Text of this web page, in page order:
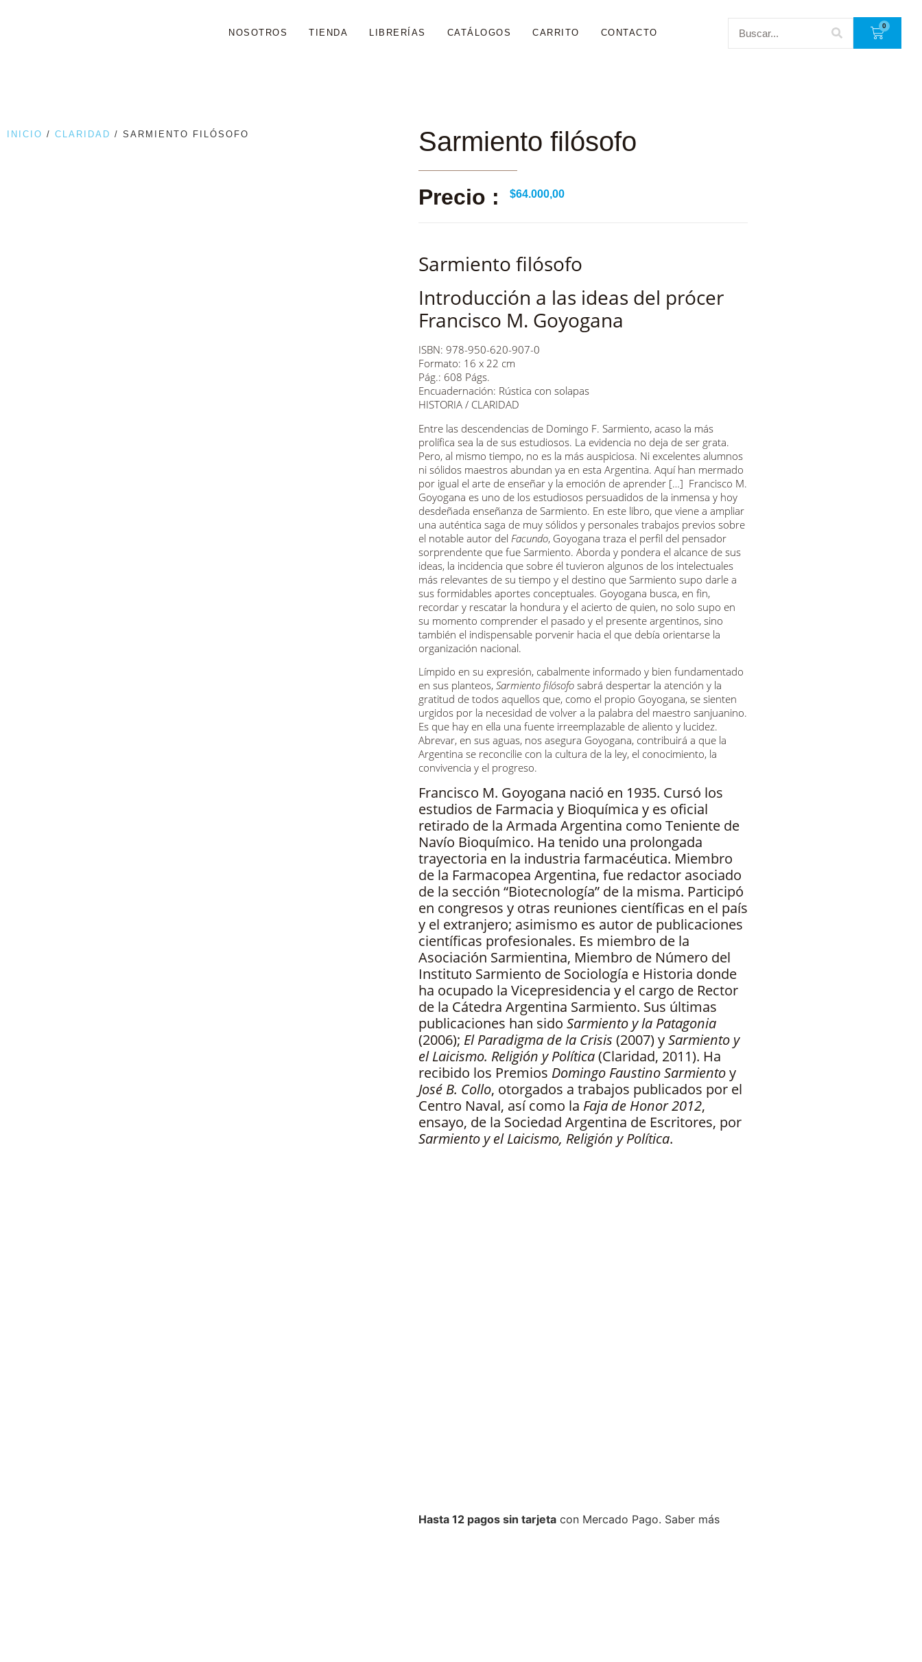
NOSOTROS TIENDA LIBRERÍAS CATÁLOGOS CARRITO CONTACTO
0
INICIO / CLARIDAD / SARMIENTO FILÓSOFO Sarmiento filósofo
Precio : $64.000,00
Sarmiento filósofo
Introducción a las ideas del prócer
Francisco M. Goyogana
ISBN: 978-950-620-907-0
Formato: 16 x 22 cm
Pág.: 608 Págs.
Encuadernación: Rústica con solapas
HISTORIA / CLARIDAD
Entre las descendencias de Domingo F. Sarmiento, acaso la más
prolífica sea la de sus estudiosos. La evidencia no deja de ser grata.
Pero, al mismo tiempo, no es la más auspiciosa. Ni excelentes alumnos
ni sólidos maestros abundan ya en esta Argentina. Aquí han mermado
por igual el arte de enseñar y la emoción de aprender […] Francisco M.
Goyogana es uno de los estudiosos persuadidos de la inmensa y hoy
desdeñada enseñanza de Sarmiento. En este libro, que viene a ampliar
una auténtica saga de muy sólidos y personales trabajos previos sobre
el notable autor del Facundo, Goyogana traza el perfil del pensador
sorprendente que fue Sarmiento. Aborda y pondera el alcance de sus
ideas, la incidencia que sobre él tuvieron algunos de los intelectuales
más relevantes de su tiempo y el destino que Sarmiento supo darle a
sus formidables aportes conceptuales. Goyogana busca, en fin,
recordar y rescatar la hondura y el acierto de quien, no solo supo en
su momento comprender el pasado y el presente argentinos, sino
también el indispensable porvenir hacia el que debía orientarse la
organización nacional.
Límpido en su expresión, cabalmente informado y bien fundamentado
en sus planteos, Sarmiento filósofo sabrá despertar la atención y la
gratitud de todos aquellos que, como el propio Goyogana, se sienten
urgidos por la necesidad de volver a la palabra del maestro sanjuanino.
Es que hay en ella una fuente irreemplazable de aliento y lucidez.
Abrevar, en sus aguas, nos asegura Goyogana, contribuirá a que la
Argentina se reconcilie con la cultura de la ley, el conocimiento, la
convivencia y el progreso.
Francisco M. Goyogana nació en 1935. Cursó los
estudios de Farmacia y Bioquímica y es oficial
retirado de la Armada Argentina como Teniente de
Navío Bioquímico. Ha tenido una prolongada
trayectoria en la industria farmacéutica. Miembro
de la Farmacopea Argentina, fue redactor asociado
de la sección “Biotecnología” de la misma. Participó
en congresos y otras reuniones científicas en el país
y el extranjero; asimismo es autor de publicaciones
científicas profesionales. Es miembro de la
Asociación Sarmientina, Miembro de Número del
Instituto Sarmiento de Sociología e Historia donde
ha ocupado la Vicepresidencia y el cargo de Rector
de la Cátedra Argentina Sarmiento. Sus últimas
publicaciones han sido Sarmiento y la Patagonia
(2006); El Paradigma de la Crisis (2007) ySarmiento y
el Laicismo. Religión y Política(Claridad, 2011). Ha
recibido los Premios Domingo Faustino Sarmientoy
José B. Collo, otorgados a trabajos publicados por el
Centro Naval, así como la Faja de Honor 2012,
ensayo, de la Sociedad Argentina de Escritores, por
Sarmiento y el Laicismo, Religión y Política.
Hasta 12 pagos sin tarjeta con Mercado Pago. Saber más